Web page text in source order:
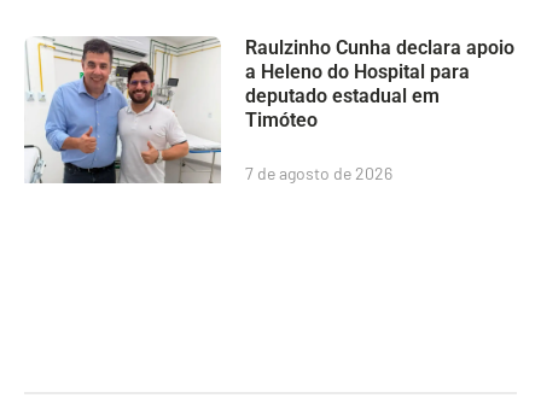
Raulzinho Cunha declara apoio
a Heleno do Hospital para
deputado estadual em
Timóteo
7 de agosto de 2026